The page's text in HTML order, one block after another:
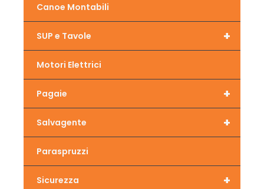
Canoe Montabili
+
SUP e Tavole
Motori Elettrici
+
Pagaie
+
Salvagente
Paraspruzzi
+
Sicurezza